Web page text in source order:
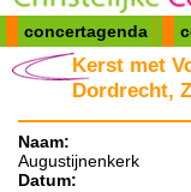
concertagenda
Kerst met
Dordrecht,
Naam:
Augustijnenkerk
Datum: